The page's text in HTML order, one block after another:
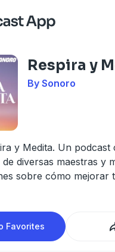
Respira y
By Sonoro
y Medita. Un podcast
de diversas maestras y
sobre cómo mejorar
Favorites